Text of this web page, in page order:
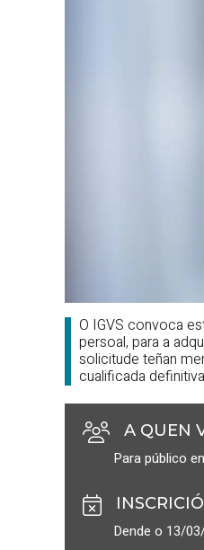
O IGVS convoca
persoal, para a
solicitude teñan
cualificada
A QUEN
Para público
Dende o 13/